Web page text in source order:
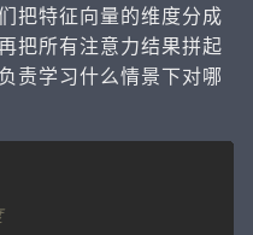
把特征向量的维度分成
把所有注意力结果拼起
责学习什么情景下对哪